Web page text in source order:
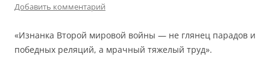
Добавить комментарий
«Изнанка Второй мировой войны — не глянец парадов и
победных реляций, а мрачный тяжелый труд».